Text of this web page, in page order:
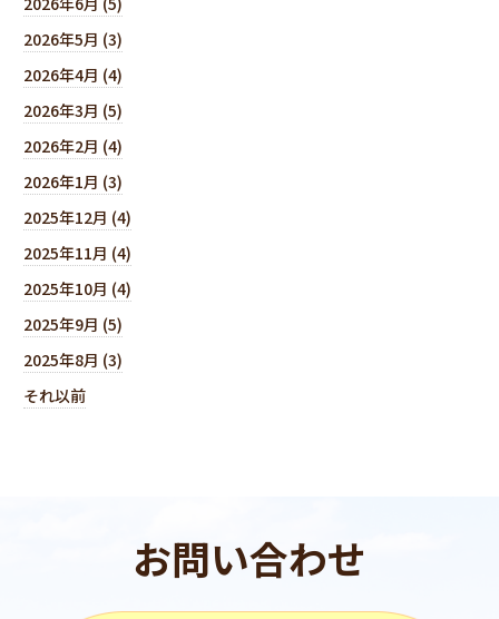
2026年5月 (3)
2026年4月 (4)
2026年3月 (5)
2026年2月 (4)
2026年1月 (3)
2025年12月 (4)
2025年11月 (4)
2025年10月 (4)
2025年9月 (5)
2025年8月 (3)
それ以前
お問い合わせ